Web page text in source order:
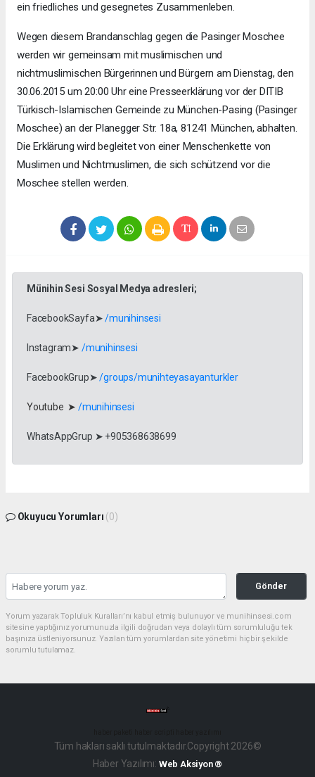
ein friedliches und gesegnetes Zusammenleben.
Wegen diesem Brandanschlag gegen die Pasinger Moschee
werden wir gemeinsam mit muslimischen und
nichtmuslimischen Bürgerinnen und Bürgern am Dienstag, den
30.06.2015 um 20:00 Uhr eine Presseerklärung vor der DITIB
Türkisch-Islamischen Gemeinde zu München-Pasing (Pasinger
Moschee) an der Planegger Str. 18a, 81241 München, abhalten.
Die Erklärung wird begleitet von einer Menschenkette von
Muslimen und Nichtmuslimen, die sich schützend vor die
Moschee stellen werden.
Münihin Sesi Sosyal Medya adresleri;
FacebookSayfa➤/munihinsesi
Instagram➤ /munihinsesi
FacebookGrup➤/groups/munihteyasayanturkler
Youtube ➤ /munihinsesi
WhatsAppGrup ➤ +905368638699
Okuyucu Yorumları (0)
Gönder
Yorum yazarak Topluluk Kuralları’nı kabul etmiş bulunuyor ve munihinsesi.com
sitesine yaptığınız yorumunuzla ilgili doğrudan veya dolaylı tüm sorumluluğu tek
başınıza üstleniyorsunuz. Yazılan tüm yorumlardan site yönetimi hiçbir şekilde
sorumlu tutulamaz.
Tüm hakları saklı tutulmaktadır.Copyright 2026©
Haber Yazılımı: Web Aksiyon ®